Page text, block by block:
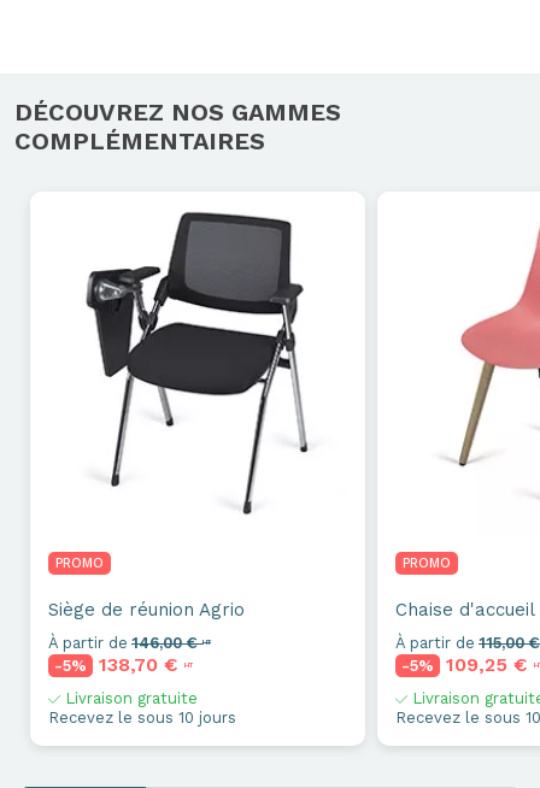
DÉCOUVREZ NOS GAMMES
COMPLÉMENTAIRES
PROMO
Siège de réunion Agrio
À partir de 146,00 €HT
-5% 138,70 € HT
Livraison gratuite
Recevez le sous 10 jours
PROMO
Chaise d'accueil
À partir de 115,00
-5%
109,25 €
Livraison
Recevez le sous